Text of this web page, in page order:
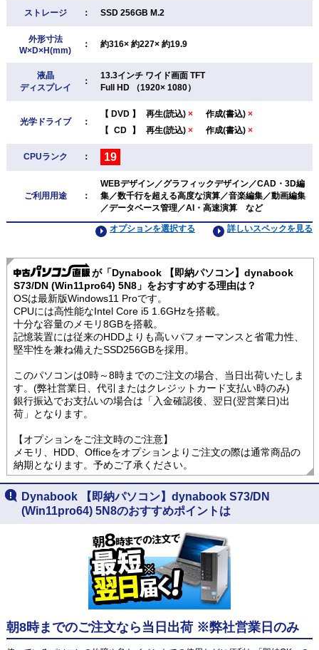
ストレージ ： SSD 256GB M.2
外形寸法
W×D×H(mm)
： 約316× 約227× 約19.9
液晶
ディスプレイ
：
13.3インチ ワイド画面 TFT
Full HD （1920× 1080）
光学ドライブ ：
【 DVD 】 再生(読込) × 作成(書込) ×
【 CD 】 再生(読込) × 作成(書込) ×
CPUランク ： 19
ご利用用途 ：
WEBデザイン／グラフィックデザイン／CAD・3D編
集／数千行を超える高度な演算／音楽編集／動画編集
／データベース管理／AI・高速演算 など
詳しいスペックを見る
オプションを選択する
が「Dynabook 【即納パソコン】dynabook
S73/DN (Win11pro64) 5N8」をおすすめする理由は？
OSは最新版Windows11 Proです。
CPUには高性能なIntel Core i5 1.6GHzを搭載。
十分な容量のメモリ8GBを搭載。
記憶装置には従来のHDDよりも高いパフォーマンスと省電力性、
堅牢性を兼ね備えたSSD256GBを採用。
このパソコンは0時～8時までのご注文の場合、当日出荷いたしま
す。(弊社営業日、代引またはクレジットカード支払い時のみ)
銀行振込でお支払いの場合は「入金確認後、翌日(翌営業日)出
荷」となります。
【オプションをご注文時のご注意】
メモリ、HDD、Officeをオプションよりご注文の際は通常商品の
納期となります。予めご了承ください。
Dynabook 【即納パソコン】dynabook S73/DN
(Win11pro64) 5N8のおすすめポイントは
朝8時までのご注文なら当日出荷 ※弊社営業日のみ